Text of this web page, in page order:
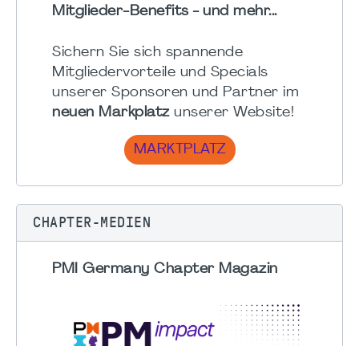
Mitglieder-Benefits - und mehr...
Sichern Sie sich spannende
Mitgliedervorteile und Specials
unserer Sponsoren und Partner im
neuen Markplatzunserer Website!
MARKTPLATZ
CHAPTER-MEDIEN
PMI Germany Chapter Magazin